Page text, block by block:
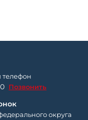
Позвонить
округа